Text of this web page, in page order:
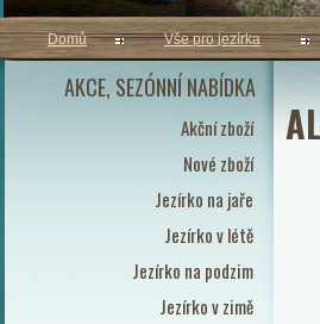
AKCE, SEZÓNNÍ NABÍDKA
Akční zboží
Nové zboží
Jezírko na jaře
Jezírko v létě
Jezírko na podzim
Jezírko v zimě
Domů Vše pro jezírka